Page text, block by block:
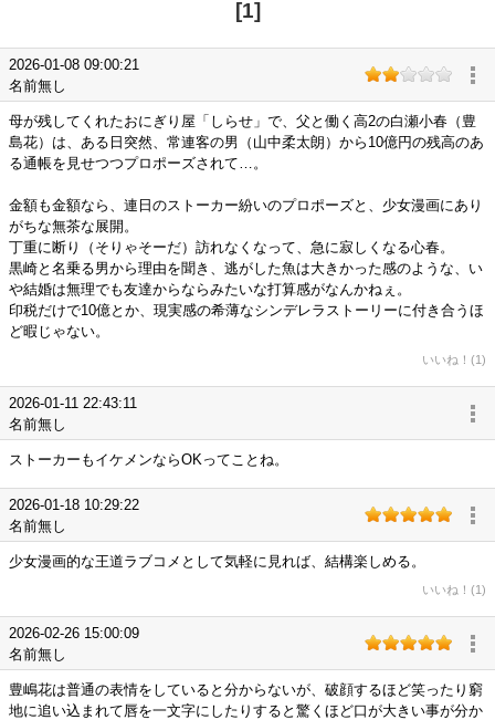
[1]
2026-01-08 09:00:21
名前無し
母が残してくれたおにぎり屋「しらせ」で、父と働く高2の白瀬小春（豊
島花）は、ある日突然、常連客の男（山中柔太朗）から10億円の残高のあ
る通帳を見せつつプロポーズされて…。
金額も金額なら、連日のストーカー紛いのプロポーズと、少女漫画にあり
がちな無茶な展開。
丁重に断り（そりゃそーだ）訪れなくなって、急に寂しくなる心春。
黒崎と名乗る男から理由を聞き、逃がした魚は大きかった感のような、い
や結婚は無理でも友達からならみたいな打算感がなんかねぇ。
印税だけで10億とか、現実感の希薄なシンデレラストーリーに付き合うほ
ど暇じゃない。
いいね！(1)
2026-01-11 22:43:11
名前無し
ストーカーもイケメンならOKってことね。
2026-01-18 10:29:22
名前無し
少女漫画的な王道ラブコメとして気軽に見れば、結構楽しめる。
いいね！(1)
2026-02-26 15:00:09
名前無し
豊嶋花は普通の表情をしていると分からないが、破顔するほど笑ったり窮
地に追い込まれて唇を一文字にしたりすると驚くほど口が大きい事が分か